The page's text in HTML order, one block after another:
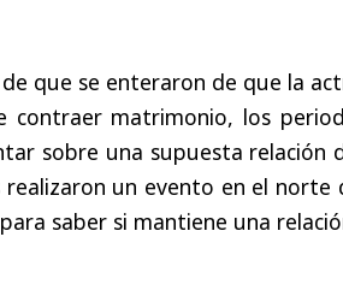
que se enteraron de que la
contraer matrimonio, los
sobre una supuesta relación
realizaron un evento en el norte
saber si mantiene una